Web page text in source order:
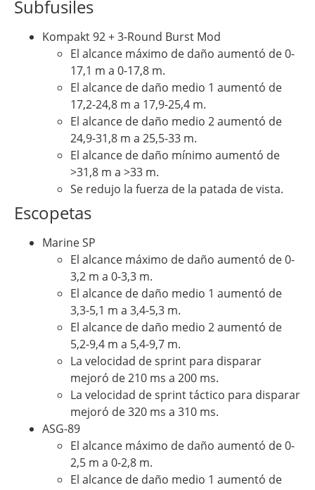
Subfusiles
Kompakt 92 + 3-Round Burst Mod
El alcance máximo de daño aumentó de 0-
17,1 m a 0-17,8 m.
El alcance de daño medio 1 aumentó de
17,2-24,8 m a 17,9-25,4 m.
El alcance de daño medio 2 aumentó de
24,9-31,8 m a 25,5-33 m.
El alcance de daño mínimo aumentó de
>31,8 m a >33 m.
Se redujo la fuerza de la patada de vista.
Escopetas
Marine SP
El alcance máximo de daño aumentó de 0-
3,2 m a 0-3,3 m.
El alcance de daño medio 1 aumentó de
3,3-5,1 m a 3,4-5,3 m.
El alcance de daño medio 2 aumentó de
5,2-9,4 m a 5,4-9,7 m.
La velocidad de sprint para disparar
mejoró de 210 ms a 200 ms.
La velocidad de sprint táctico para disparar
mejoró de 320 ms a 310 ms.
ASG-89
El alcance máximo de daño aumentó de 0-
2,5 m a 0-2,8 m.
El alcance de daño medio 1 aumentó de